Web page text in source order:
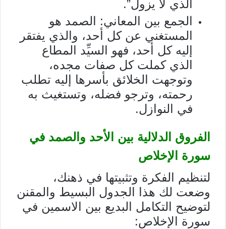
الذي لا يزول”.
الجمع بين المعاني: الصمد هو
المستغني عن كل أحد، والذي يفتقر
إليه كل أحد، فهو السيِّد المطاع
الذي كملت كل صفات مجده،
وتوجهت الخلائق بأسرها إليه تطلب
رحمته، وترجو فضله، وتستغيث به
في النوازل.
الفروق الدلالية بين الأحد والصمد في
سورة الإخلاص
لتنظيم الفكرة وتثبيتها في ذهنك،
وضعت لك هذا الجدول البسيط والمقنن
لتوضيح التكامل البديع بين الاسمين في
سورة الإخلاص: